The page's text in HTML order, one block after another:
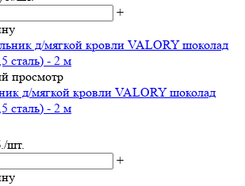
+
просмотр
д/мягкой кровли VALORY шоколад
сталь) - 2 м
/шт.
+